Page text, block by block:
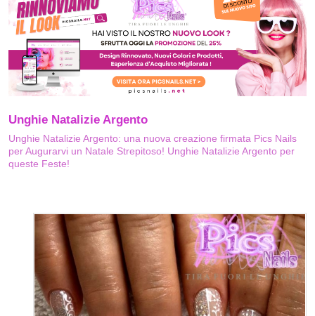
Unghie Natalizie Argento
Unghie Natalizie Argento: una nuova creazione firmata Pics Nails
per Augurarvi un Natale Strepitoso! Unghie Natalizie Argento per
queste Feste!